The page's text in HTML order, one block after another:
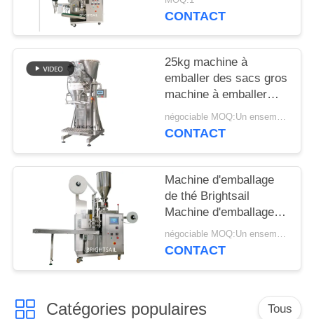
PRIVACY
POLICY
CONTACT
25kg machine à
emballer des sacs gros
machine à emballer
des épices en poudre
pour la fabrication de
négociable MOQ:Un ensemble
CONTACT
Machine d'emballage
de thé Brightsail
Machine d'emballage
en poudre de thé avec
CE
négociable MOQ:Un ensemble
CONTACT
Catégories populaires Tous